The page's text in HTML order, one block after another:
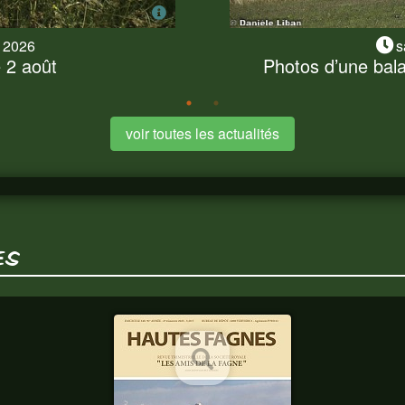
août
2 août
Photos d’une
Photos d’une
voir toutes les actualités
HAUTES